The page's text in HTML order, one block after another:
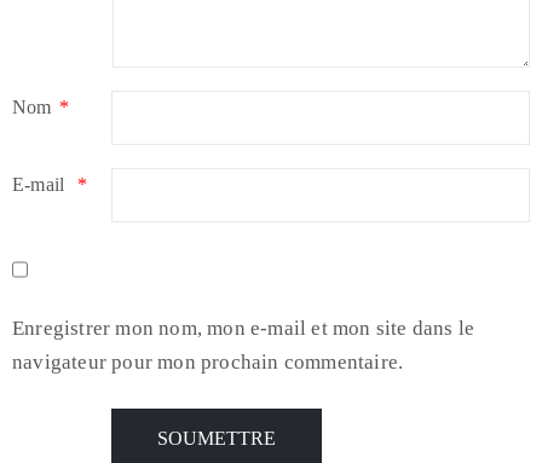
Nom *
E-mail *
Enregistrer mon nom, mon e-mail et mon site dans le
navigateur pour mon prochain commentaire.